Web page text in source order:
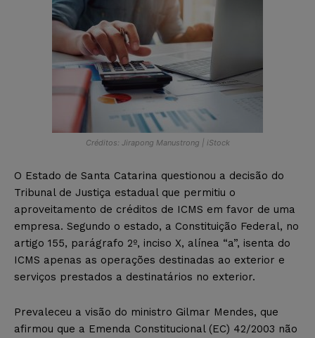
Créditos: Jirapong Manustrong | iStock
O Estado de Santa Catarina questionou a decisão do
Tribunal de Justiça estadual que permitiu o
aproveitamento de créditos de ICMS em favor de uma
empresa. Segundo o estado, a Constituição Federal, no
artigo 155, parágrafo 2º, inciso X, alínea “a”, isenta do
ICMS apenas as operações destinadas ao exterior e
serviços prestados a destinatários no exterior.
Prevaleceu a visão do ministro Gilmar Mendes, que
afirmou que a Emenda Constitucional (EC) 42/2003 não